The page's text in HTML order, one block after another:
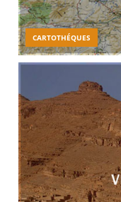
CARTOTHÉQUES